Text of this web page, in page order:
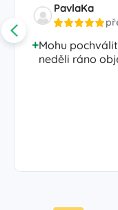
PavlaKa
Mohu
neděli ráno